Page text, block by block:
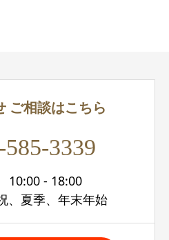
ご相談はこちら
585-3339
10:00 - 18:00
夏季、年末年始